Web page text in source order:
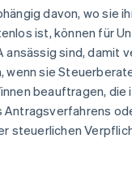
davon, wo sie
ist, können für
ansässig sind, damit
wenn sie
beauftragen, die
Antragsverfahrens
steuerlichen